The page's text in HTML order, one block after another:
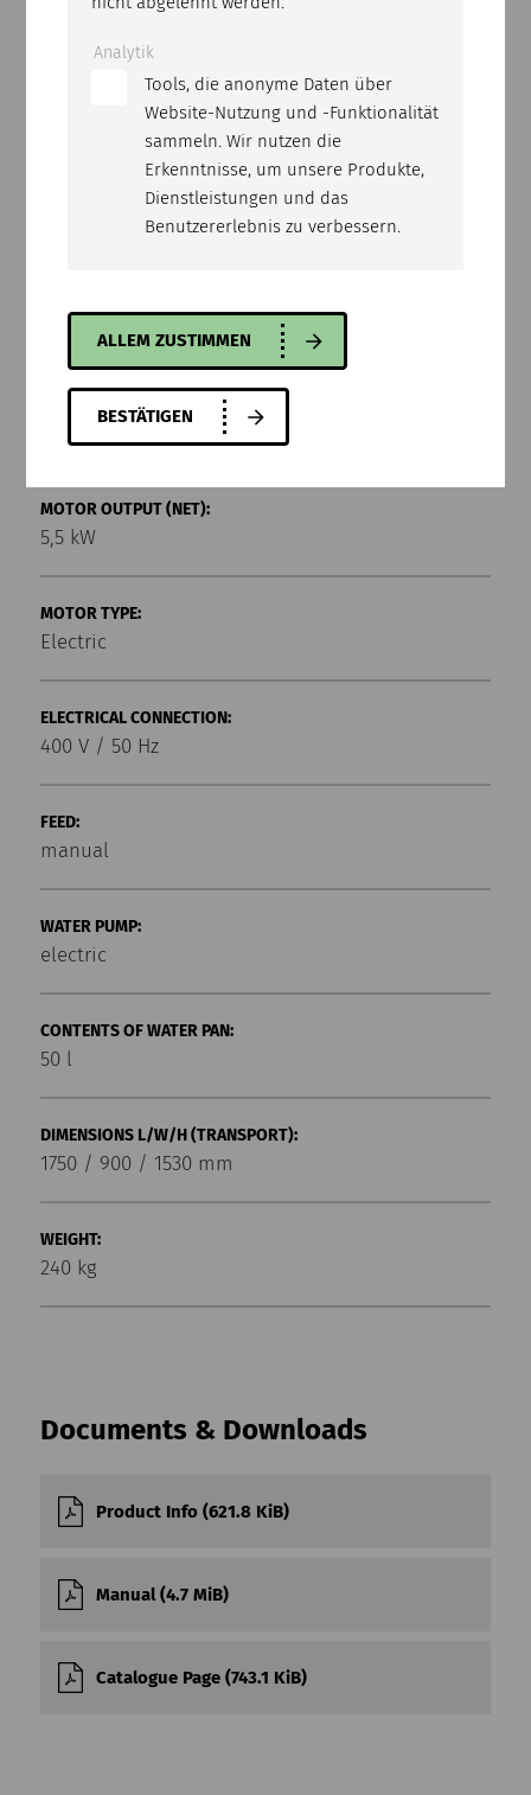
265 mm
MAX. SAW BLADE Ø:
MIN. SAW BLADE Ø:
700 mm
BORE HOLE OF BLADE:
MOTOR OUTPUT (NET):
5,5 kW
MOTOR TYPE:
Electric
ELECTRICAL CONNECTION:
400 V / 50 Hz
FEED:
manual
WATER PUMP:
electric
CONTENTS OF WATER PAN:
50 l
DIMENSIONS L/W/H (TRANSPORT):
1750 / 900 / 1530 mm
WEIGHT:
240 kg
Documents & Downloads
Product Info (621.8 KiB)
Manual (4.7 MiB)
Catalogue Page (743.1 KiB)
Analytik
Tools, die anonyme Daten über
Website-Nutzung und -Funktionalität
sammeln. Wir nutzen die
Erkenntnisse, um unsere Produkte,
Dienstleistungen und das
Benutzererlebnis zu verbessern.
ALLEM ZUSTIMMEN
BESTÄTIGEN